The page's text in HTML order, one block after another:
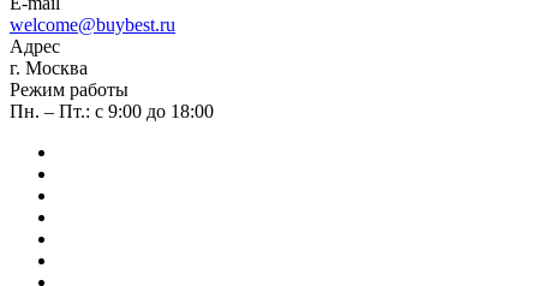
welcome@buybest.ru
Адрес
г. Москва
Режим работы
Пн. – Пт.: с 9:00 до 18:00